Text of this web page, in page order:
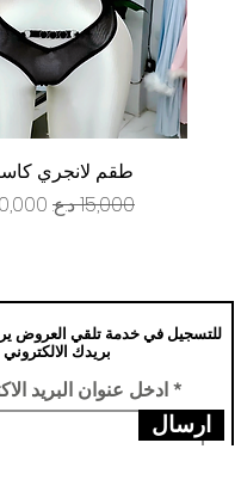
طقم لانجري
سعر عادي سعر
للتسجيل في خدمة تلقي العروض
بريدك الالكتروني
ادخل عنوان البريد
ارسال